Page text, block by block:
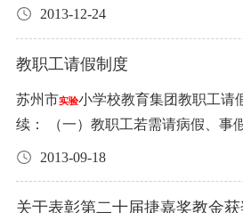
代表身份证。 （2）.食品流通许可证、食品安全承诺书。
（3）.企业近三年的经营业绩、典
章） （4）.报价单：以单价为统一食材报价。 以上投标书
的涉及材料装订成册、投标书正副
标书包装外应注明投标人的名称、
时间为发布公告之日至2017年7月14日15时
遵守合同的行为经多次协商仍无效
标人的权利 1、中标人可取得2015年9月1 日至2016年6月30
同期内发现学校无正当理由外购该
向集团招标食堂食品招标小组反映及协商处
在合同期内有权要求学校采购食品
执行。 （二）中标人的责任 1、中标人必须严格按照国
家、食品行业的有关标准要求，确保食品质
和幼儿园禁烟工作是安全文明校园
高度重视，建立督导检查机制，加
作的指导，通过明查暗访加大督查
落实不力的学校进行查处通报。为
建立良好的教学秩序，保障我市师
各类学校禁烟有关事项的通知 教基一函[2014]1号 各省、自
建波 ②相小（7个优秀、5个嘉奖）：康晶晶、王敏亚、董
卫红、王毅静、郑益萍、徐 清、黄 娟 ③吴小（2个优秀、1
个嘉奖）：蒋易如、彭燕华 ④新幼（6个优秀、4个嘉
奖）：顾敏娴、张 俭、孙丽娟、尤琳雁、陆淑娟、秦 岭 ⑤
吴幼（3个优秀、2个嘉奖）：周梦瑶
00元/人。 获得“个人嘉奖”者，在年终绩效考核奖励中兑现
序连、王省、胡宏南 吴江 明珠 学校（2人）：柴勤芬、杜
康平 本 部 幼 儿 园（3人）：薛蔚、袁静琦、黄蕊芳 沧浪
新城幼儿园（2人）：钱晶莹、郎艳 吴江明珠幼儿园（1
小本部：一年级、二年级、六年级、
实小教育集团语文课题中心组 本部幼儿园“种子文化”课题
组 沧浪新城幼儿园大班年级组 吴江明珠学校小幼衔接课题
组、吴江明珠学校数学备课组 相城
第32号《学校教职工代表大会规定
子研究审核，通过叶秋皎等71位教
第八届教职工代表大会正式代表名单 一年级：叶秋皎、
立宇、金文曦、潘一涵、许轶、宗菁 二年级：解超超、
逸静、李亢、林红、沈祎、汪帆、王燕
级：莫威、蔡红雨、董越红、姜小
丽华、舒蓉、杨筱、杨竹翠、叶苏霞、
2013-12-24
教职工请假制度
苏州市实验小学校教育集团教职工请假制度 一、
续： （一）教职工若需请病假、事假、产假，必须办理相
应手续：向有关部门负责人递交请
的，作旷职论处。 （二）可预见性休假(如婚假、人流假、
2013-09-18
关于表彰第二十届捷嘉奖教金